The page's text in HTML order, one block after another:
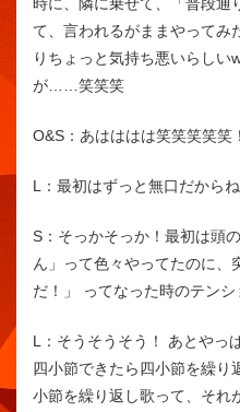
て、言われるがままやってみ
りちょっと気持ち悪いらし
が……笑笑笑
O&S： あはははは笑笑笑笑笑
L： 最初はずっと無口だからね
S： そっかそっか！最初は頭
ん」って色々やってたのに
だ！」 ってなった時のテン
L： そうそうそう！ あとやっ
四小節できたら四小節を繰り
小節を繰り返し歌って、それ